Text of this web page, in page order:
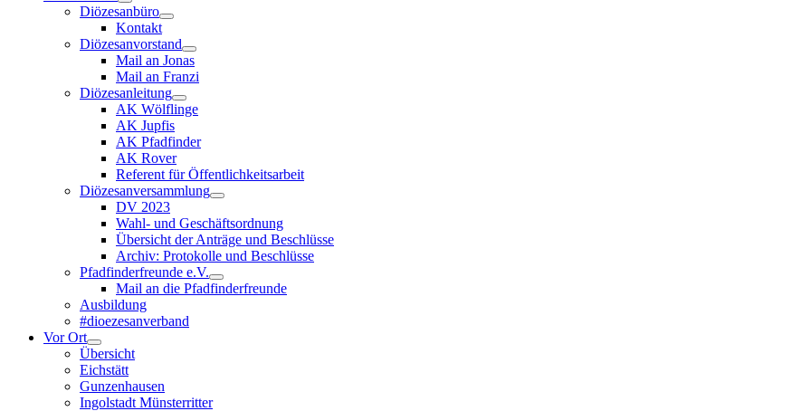
Diözesanbüro
Kontakt
Diözesanvorstand
Mail an Jonas
Mail an Franzi
Diözesanleitung
AK Wölflinge
AK Jupfis
AK Pfadfinder
AK Rover
Referent für Öffentlichkeitsarbeit
Diözesanversammlung
DV 2023
Wahl- und Geschäftsordnung
Übersicht der Anträge und Beschlüsse
Archiv: Protokolle und Beschlüsse
Pfadfinderfreunde e.V.
Mail an die Pfadfinderfreunde
Ausbildung
#dioezesanverband
Vor Ort
Übersicht
Eichstätt
Gunzenhausen
Ingolstadt Münsterritter